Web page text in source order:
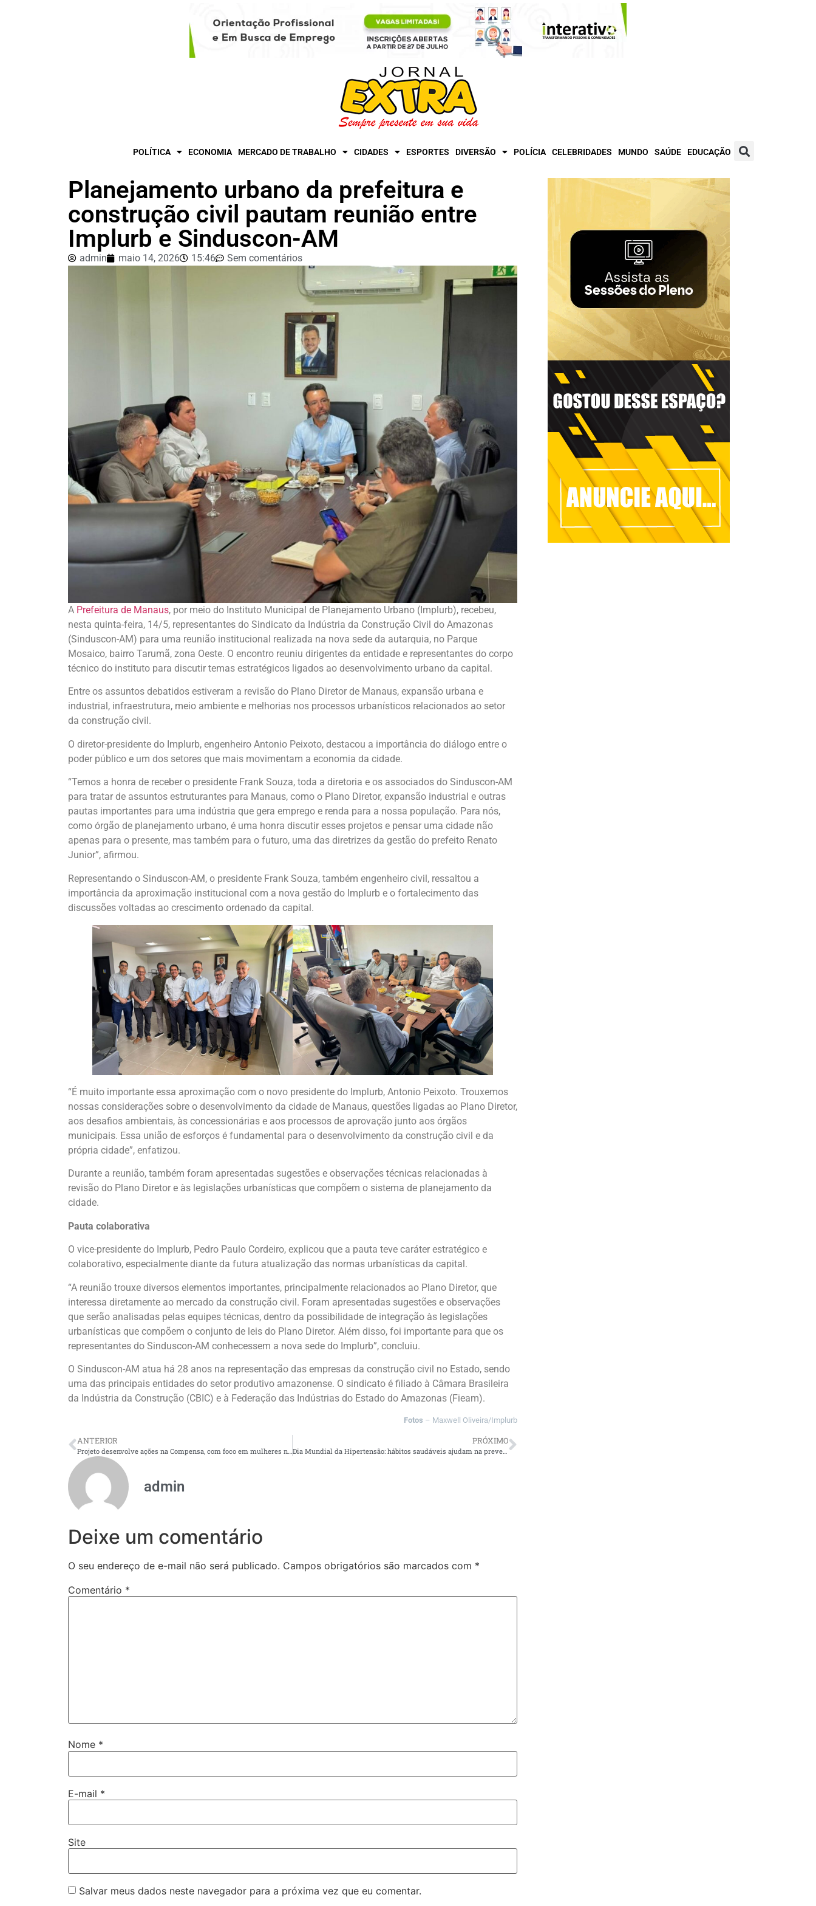
POLÍTICA ECONOMIA MERCADO DE TRABALHO CIDADES ESPORTES DIVERSÃO POLÍCIA CELEBRIDADES MUNDO SAÚDE EDUCAÇÃO
Planejamento urbano da prefeitura e
construção civil pautam reunião entre
Implurb e Sinduscon-AM
admin maio 14, 2026 15:46 Sem comentários
A Prefeitura de Manaus, por meio do Instituto Municipal de Planejamento Urbano (Implurb), recebeu,
nesta quinta-feira, 14/5, representantes do Sindicato da Indústria da Construção Civil do Amazonas
(Sinduscon-AM) para uma reunião institucional realizada na nova sede da autarquia, no Parque
Mosaico, bairro Tarumã, zona Oeste. O encontro reuniu dirigentes da entidade e representantes do corpo
técnico do instituto para discutir temas estratégicos ligados ao desenvolvimento urbano da capital.
Entre os assuntos debatidos estiveram a revisão do Plano Diretor de Manaus, expansão urbana e
industrial, infraestrutura, meio ambiente e melhorias nos processos urbanísticos relacionados ao setor
da construção civil.
O diretor-presidente do Implurb, engenheiro Antonio Peixoto, destacou a importância do diálogo entre o
poder público e um dos setores que mais movimentam a economia da cidade.
“Temos a honra de receber o presidente Frank Souza, toda a diretoria e os associados do Sinduscon-AM
para tratar de assuntos estruturantes para Manaus, como o Plano Diretor, expansão industrial e outras
pautas importantes para uma indústria que gera emprego e renda para a nossa população. Para nós,
como órgão de planejamento urbano, é uma honra discutir esses projetos e pensar uma cidade não
apenas para o presente, mas também para o futuro, uma das diretrizes da gestão do prefeito Renato
Junior”, afirmou.
Representando o Sinduscon-AM, o presidente Frank Souza, também engenheiro civil, ressaltou a
importância da aproximação institucional com a nova gestão do Implurb e o fortalecimento das
discussões voltadas ao crescimento ordenado da capital.
“É muito importante essa aproximação com o novo presidente do Implurb, Antonio Peixoto. Trouxemos
nossas considerações sobre o desenvolvimento da cidade de Manaus, questões ligadas ao Plano Diretor,
aos desafios ambientais, às concessionárias e aos processos de aprovação junto aos órgãos
municipais. Essa união de esforços é fundamental para o desenvolvimento da construção civil e da
própria cidade”, enfatizou.
Durante a reunião, também foram apresentadas sugestões e observações técnicas relacionadas à
revisão do Plano Diretor e às legislações urbanísticas que compõem o sistema de planejamento da
cidade.
Pauta colaborativa
O vice-presidente do Implurb, Pedro Paulo Cordeiro, explicou que a pauta teve caráter estratégico e
colaborativo, especialmente diante da futura atualização das normas urbanísticas da capital.
“A reunião trouxe diversos elementos importantes, principalmente relacionados ao Plano Diretor, que
interessa diretamente ao mercado da construção civil. Foram apresentadas sugestões e observações
que serão analisadas pelas equipes técnicas, dentro da possibilidade de integração às legislações
urbanísticas que compõem o conjunto de leis do Plano Diretor. Além disso, foi importante para que os
representantes do Sinduscon-AM conhecessem a nova sede do Implurb”, concluiu.
O Sinduscon-AM atua há 28 anos na representação das empresas da construção civil no Estado, sendo
uma das principais entidades do setor produtivo amazonense. O sindicato é filiado à Câmara Brasileira
da Indústria da Construção (CBIC) e à Federação das Indústrias do Estado do Amazonas (Fieam).
Fotos – Maxwell Oliveira/Implurb
ANTERIOR PRÓXIMO
admin
Deixe um comentário
O seu endereço de e-mail não será publicado. Campos obrigatórios são marcados com *
Comentário *
Nome *
E-mail *
Site
Salvar meus dados neste navegador para a próxima vez que eu comentar.